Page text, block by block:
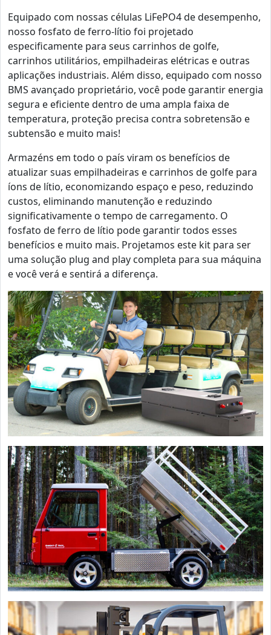
Equipado com nossas células LiFePO4 de desempenho,
nosso fosfato de ferro-lítio foi projetado
especificamente para seus carrinhos de golfe,
carrinhos utilitários, empilhadeiras elétricas e outras
aplicações industriais. Além disso, equipado com nosso
BMS avançado proprietário, você pode garantir energia
segura e eficiente dentro de uma ampla faixa de
temperatura, proteção precisa contra sobretensão e
subtensão e muito mais!
Armazéns em todo o país viram os benefícios de
atualizar suas empilhadeiras e carrinhos de golfe para
íons de lítio, economizando espaço e peso, reduzindo
custos, eliminando manutenção e reduzindo
significativamente o tempo de carregamento. O
fosfato de ferro de lítio pode garantir todos esses
benefícios e muito mais. Projetamos este kit para ser
uma solução plug and play completa para sua máquina
e você verá e sentirá a diferença.